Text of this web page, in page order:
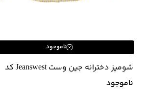
ناموجود
شومیز دخترانه جین وست Jeanswest کد
01631541
ناموجود